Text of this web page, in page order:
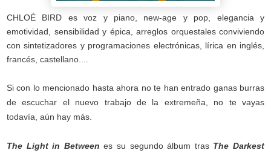
CHLOÉ BIRD
es voz y piano, new-age y pop, elegancia y
emotividad, sensibilidad y épica, arreglos orquestales conviviendo
con sintetizadores y programaciones electrónicas, lírica en inglés,
francés, castellano....
Si con lo mencionado hasta ahora no te han entrado ganas burras
de escuchar el nuevo trabajo de la extremeña, no te vayas
todavía, aún hay más.
The Light in Between es su segundo álbum tras The Darkest